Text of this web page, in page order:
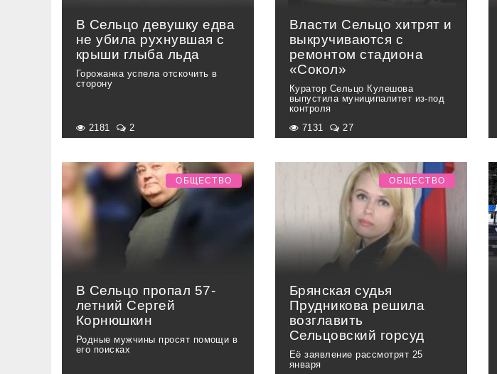
В Сельцо девушку едва
не убила рухнувшая с
крыши глыба льда
Горожанка успела отскочить в
сторону
2181 2
Власти Сельцо хитрят и
выкручиваются с
ремонтом стадиона
«Сокол»
Куратор Сельцо Кулешова
выпустила муниципалитет из-под
контроля
7131 27
В Сельцо пропал 57-
летний Сергей
Корнюшкин
Родные мужчины просят помощи в
его поисках
ОБЩЕСТВО
Брянская судья
Прудникова решила
возглавить
Сельцовский горсуд
Её заявление рассмотрят 25
января
ОБЩЕСТВО